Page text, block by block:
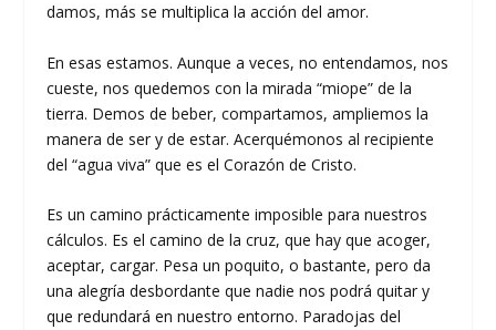
damos, más se multiplica la acción del amor.
En esas estamos. Aunque a veces, no entendamos, nos
cueste, nos quedemos con la mirada “miope” de la
tierra. Demos de beber, compartamos, ampliemos la
manera de ser y de estar. Acerquémonos al recipiente
del“agua viva” que es el Corazón de Cristo.
Es un camino prácticamente imposible para nuestros
cálculos. Es el camino de la cruz, que hay que acoger,
aceptar, cargar. Pesa un poquito, o bastante, pero da
una alegría desbordante que nadie nos podrá quitar y
que redundará en nuestro entorno. Paradojas del